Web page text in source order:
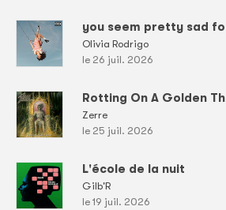
you seem pretty sad
Olivia Rodrigo
le 26 juil. 2026
Rotting On A Golden
Zerre
le 25 juil. 2026
L'école de la nuit
Gilb'R
le 19 juil. 2026